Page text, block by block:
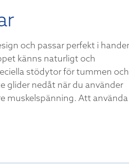
och passar perfekt i
känns naturligt och
stödytor för tummen och
glider nedåt när du använder
muskelspänning. Att använda